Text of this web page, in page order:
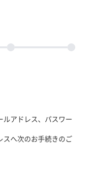
ルアドレス、パスワー
スへ次のお手続きのご